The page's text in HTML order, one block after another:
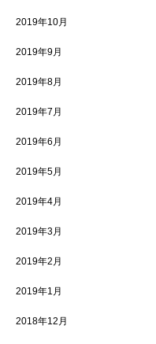
2019年10月
2019年9月
2019年8月
2019年7月
2019年6月
2019年5月
2019年4月
2019年3月
2019年2月
2019年1月
2018年12月